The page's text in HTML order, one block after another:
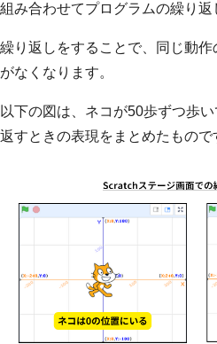
組み合わせてプログラムの繰り返
繰り返しをすることで、同じ動
がなくなります。
以下の図は、ネコが50歩ずつ歩
返すときの表現をまとめたもので